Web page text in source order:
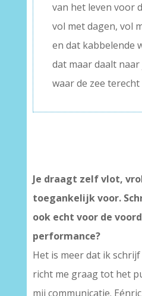
van het leven voor
vol met dagen, vol
en dat kabbelende
dat maar daalt
waar de zee terecht
Je draagt zelf vlot,
toegankelijk voor.
ook echt voor de
performance?
Het is meer dat ik
richt me graag tot het
mij communicatie.